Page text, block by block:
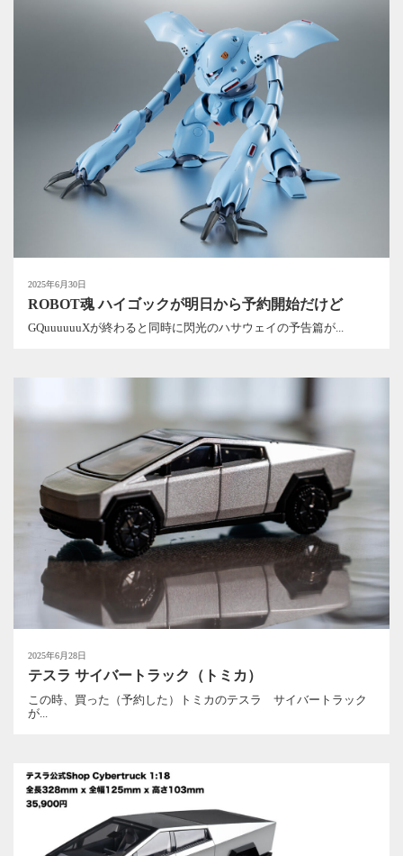
2025年6月30日
ROBOT魂 ハイゴックが明日から予約開始だけど
GQuuuuuuXが終わると同時に閃光のハサウェイの予告篇が...
2025年6月28日
テスラ サイバートラック（トミカ）
この時、買った（予約した）トミカのテスラ サイバートラック
が...